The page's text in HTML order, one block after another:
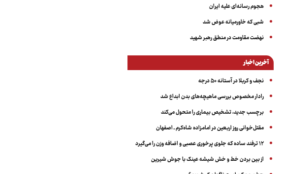
هجوم رسانه‌ای علیه ایران
شبی که خاورمیانه عوض شد
نهضت مقاومت در منطق رهبر شهید
آخرین اخبار
نجف و کربلا در آستانه ۵۰ درجه
رادار مخصوص بررسی ماهیچه‌های بدن ابداع شد
برچسب جدید، تشخیص بیماری را متحول می‌کند
مقتل‌خوانی روز اربعین در امامزاده شاه‌کرم ـ اصفهان
۱۲ ترفند ساده که جلوی پرخوری عصبی و اضافه ‌وزن را می‌گیرد
از بین بردن خط و خش شیشه عینک با جوش شیرین